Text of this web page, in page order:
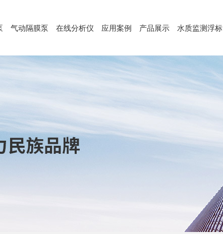
气动隔膜泵 在线分析仪 应用案例 产品展示 水质监测浮标